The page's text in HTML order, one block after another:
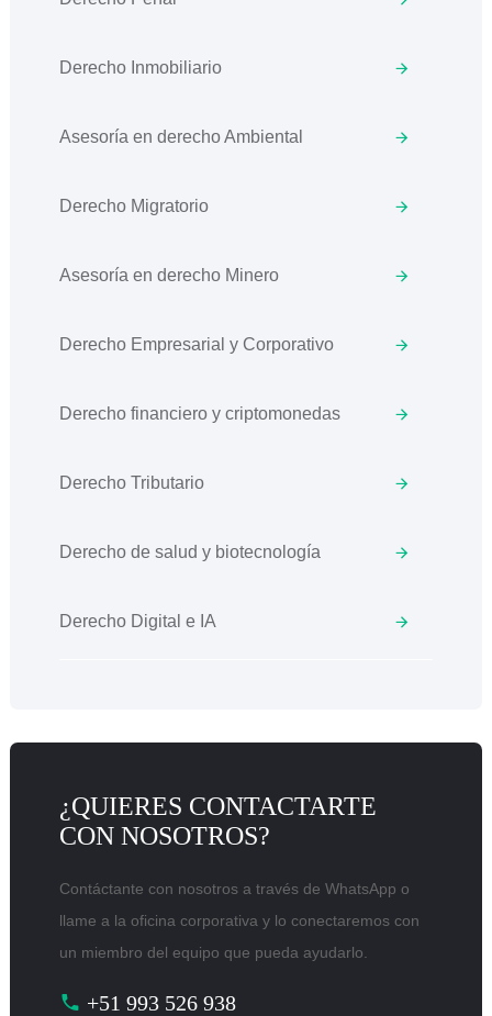
Derecho Inmobiliario
Asesoría en derecho Ambiental
Derecho Migratorio
Asesoría en derecho Minero
Derecho Empresarial y Corporativo
Derecho financiero y criptomonedas
Derecho Tributario
Derecho de salud y biotecnología
Derecho Digital e IA
¿QUIERES CONTACTARTE
CON NOSOTROS?
Contáctante con nosotros a través de WhatsApp o
llame a la oficina corporativa y lo conectaremos con
un miembro del equipo que pueda ayudarlo.
+51 993 526 938